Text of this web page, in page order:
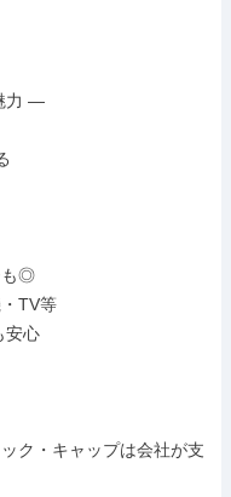
力 ―
も◎
TV等
ク・キャップは会社が支